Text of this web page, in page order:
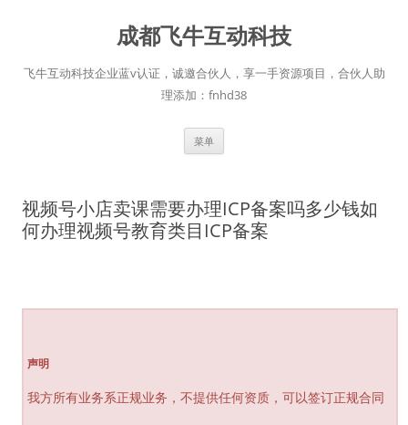
成都飞牛互动科技
飞牛互动科技企业蓝v认证，诚邀合伙人，享一手资源项目，合伙人助
理添加：fnhd38
菜单
视频号小店卖课需要办理ICP备案吗多少钱如
何办理视频号教育类目ICP备案
声明
我方所有业务系正规业务，不提供任何资质，可以签订正规合同